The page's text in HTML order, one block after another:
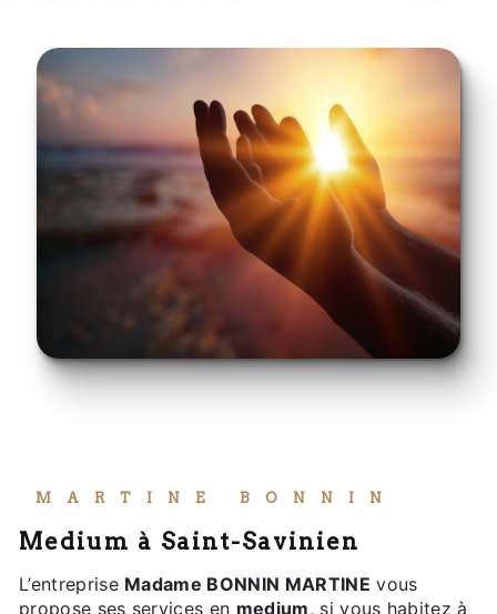
MARTINE BONNIN
medium à Saint-Savinien
L’entreprise Madame BONNIN MARTINE vous
propose ses services en medium, si vous habitez à